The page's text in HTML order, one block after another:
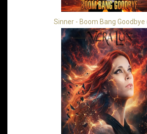
Sinner - Boom Bang Goodbye